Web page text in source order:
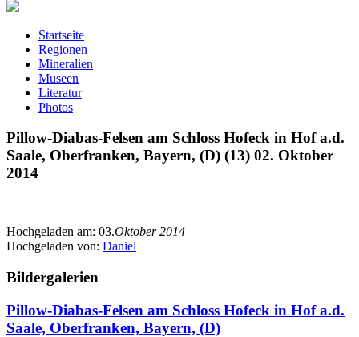
Startseite
Regionen
Mineralien
Museen
Literatur
Photos
Pillow-Diabas-Felsen am Schloss Hofeck in Hof a.d.
Saale, Oberfranken, Bayern, (D) (13) 02. Oktober
2014
Hochgeladen am: 03.Oktober 2014
Hochgeladen von: Daniel
Bildergalerien
Pillow-Diabas-Felsen am Schloss Hofeck in Hof a.d.
Saale, Oberfranken, Bayern, (D)